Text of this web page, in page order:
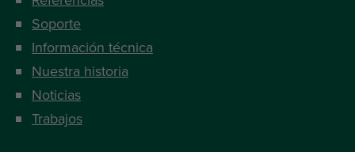
Soporte
Información técnica
Nuestra historia
Noticias
Trabajos